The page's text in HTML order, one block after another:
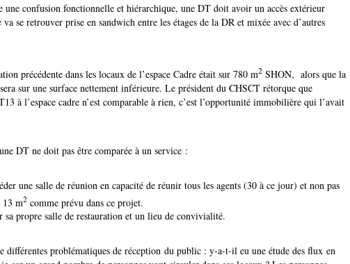
une confusion fonctionnelle et hiérarchique, une DT doit avoir un accès extérieur
se retrouver prise en sandwich entre les étages de la DR et mixée avec d’autres
précédente dans les locaux de l’espace Cadre était sur 780 m2 SHON, alors que la
sur une surface nettement inférieure. Le président du CHSCT rétorque que
à l’espace cadre n’est comparable à rien, c’est l’opportunité immobilière qui l’avait
DT ne doit pas être comparée à un service :
une salle de réunion en capacité de réunir tous les agents (30 à ce jour) et non pas
13 m2 comme prévu dans ce projet.
propre salle de restauration et un lieu de convivialité.
différentes problématiques de réception du public : y-a-t-il eu une étude des flux en